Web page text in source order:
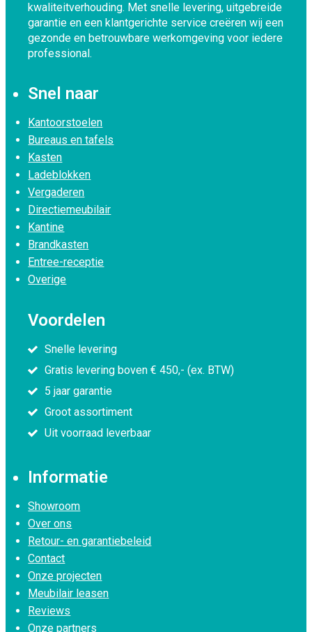
kwaliteitverhouding. Met snelle levering, uitgebreide
garantie en een klantgerichte service creëren wij een
gezonde en betrouwbare werkomgeving voor iedere
professional.
Snel naar
Kantoorstoelen
Bureaus en tafels
Kasten
Ladeblokken
Vergaderen
Directiemeubilair
Kantine
Brandkasten
Entree-receptie
Overige
Voordelen
Snelle levering
Gratis levering boven € 450,- (ex. BTW)
5 jaar garantie
Groot assortiment
Uit voorraad leverbaar
Informatie
Showroom
Over ons
Retour- en garantiebeleid
Contact
Onze projecten
Meubilair leasen
Reviews
Onze partners